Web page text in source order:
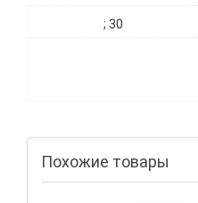
; 30
Похожие товары